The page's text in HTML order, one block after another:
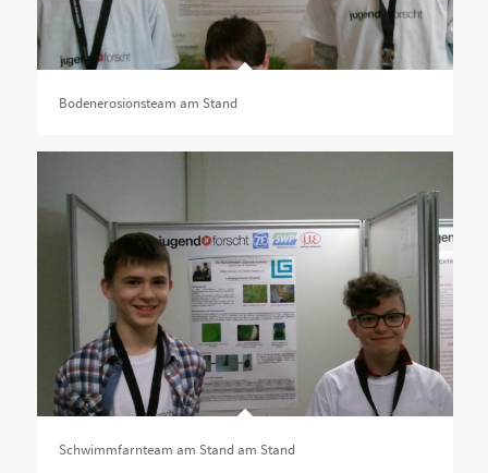
Bodenerosionsteam am Stand
Schwimmfarnteam am Stand am Stand